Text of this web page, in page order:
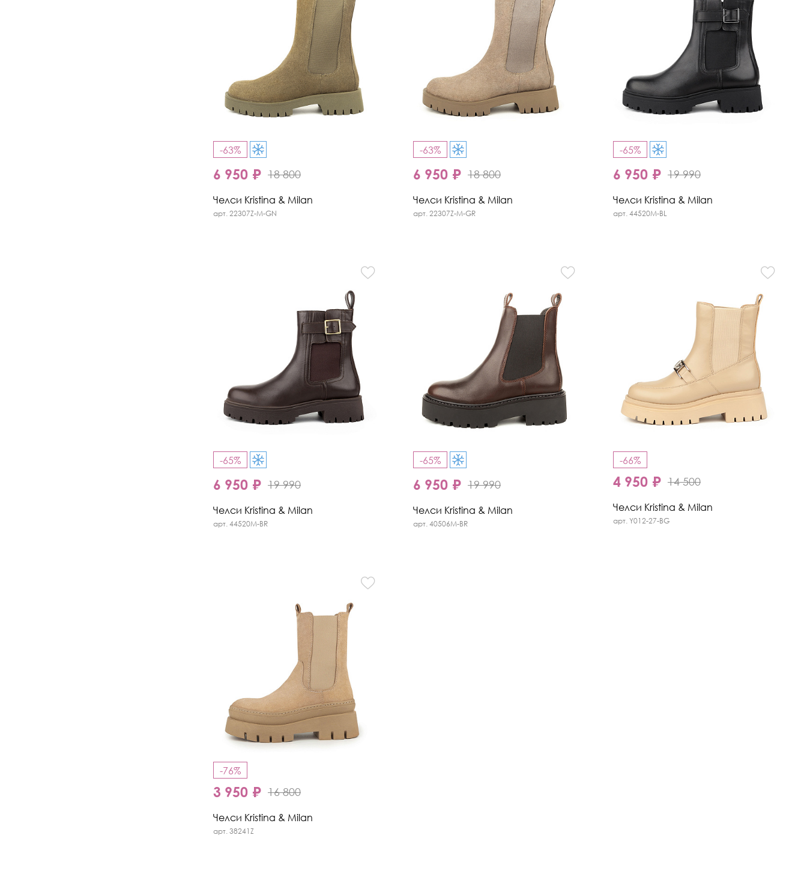
-63%
6 950 ₽ 18 800
Челси Kristina & Milan
арт. 22307Z-M-GN
-63%
6 950 ₽ 18 800
Челси Kristina & Milan
арт. 22307Z-M-GR
-65%
6 950 ₽ 19 990
Челси Kristina & Milan
арт. 44520M-BL
-65%
6 950 ₽ 19 990
Челси Kristina & Milan
арт. 44520M-BR
-65%
6 950 ₽ 19 990
Челси Kristina & Milan
арт. 40506M-BR
-66%
4 950 ₽ 14 500
Челси Kristina & Milan
арт. Y012-27-BG
-76%
3 950 ₽ 16 800
Челси Kristina & Milan
арт. 38241Z